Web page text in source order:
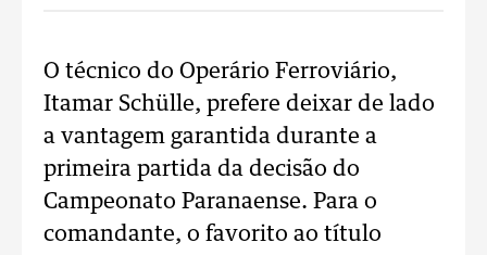
O técnico do Operário Ferroviário,
Itamar Schülle, prefere deixar de lado
a vantagem garantida durante a
primeira partida da decisão do
Campeonato Paranaense. Para o
comandante, o favorito ao título